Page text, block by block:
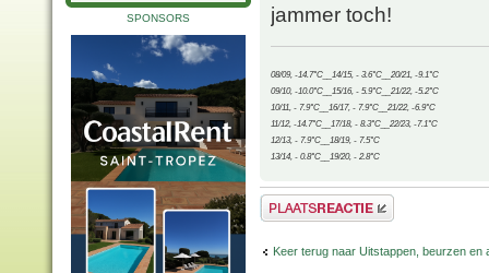
SPONSORS
jammer toch!
08/09, -14.7°C__14/15, - 3.6°C__20/21, -9.1°C
09/10, -10.0°C__15/16, - 5.9°C__21/22, -5.2°C
10/11, - 7.9°C__16/17, - 7.9°C__21/22, -6.9°C
11/12, -14.7°C__17/18, - 8.3°C__22/23, -7.1°C
12/13, - 7.9°C__18/19, - 7.5°C
13/14, - 0.8°C__19/20, - 2.8°C
Plaats een reactie
Keer terug naar Uitstappen, beurzen en